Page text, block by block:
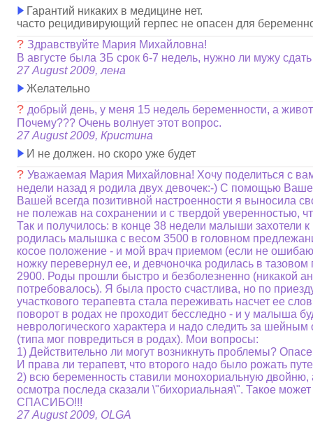
Гарантий никаких в медицине нет.
часто рецидивирующий герпес не опасен для
? Здравствуйте Мария Михайловна!
В августе была ЗБ срок 6-7 недель, нужно ли мужу
27 August 2009, лена
Желательно
?добрый день, у меня 15 недель беременности, а живот
Почему??? Очень волнует этот вопрос.
27 August 2009, Кристина
И не должен. но скоро уже будет
?Уважаемая Мария Михайловна! Хочу поделиться с
недели назад я родила двух девочек:-) С помощью
Вашей всегда позитивной настроенности я выносила
не полежав на сохранении и с твердой уверенностью,
Так и получилось: в конце 38 недели малыши захотели
родилась малышка с весом 3500 в головном
косое положение - и мой врач приемом (если не
ножку перевернул ее, и девчоночка родилась в
2900. Роды прошли быстро и безболезненно (никакой
потребовалось). Я была просто счастлива, но по
участкового терапевта стала переживать насчет ее
поворот в родах не проходит бесследно - и у малыша
неврологического характера и надо следить за шейным
(типа мог повредиться в родах). Мои вопросы:
1) Действительно ли могут возникнуть проблемы?
И права ли терапевт, что второго надо было рожать
2) всю беременность ставили монохориальную двойню,
осмотра последа сказали \"бихориальная\". Такое
СПАСИБО!!!
27 August 2009, OLGA